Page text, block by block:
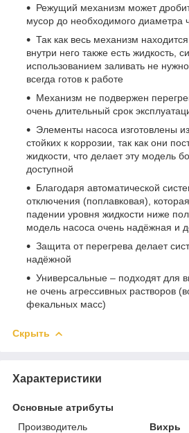
Режущий механизм может
мусор до необходимого диаметра
Так как весь механизм
внутри него также есть жидкость,
использованием заливать не
всегда готов к работе
Механизм не подвержен
очень длительный срок
Элементы насоса изготовлены
стойких к коррозии, так как они
жидкости, что делает эту модель
доступной
Благодаря автоматической
отключения (поплавковая),
падении уровня жидкости ниже
модель насоса очень надёжная и
Защита от перегрева делает
надёжной
Универсальные – подходят для
не очень агрессивных растворов
фекальных масс)
Скрыть
Характеристики
Основные атрибуты
Производитель
Вихрь